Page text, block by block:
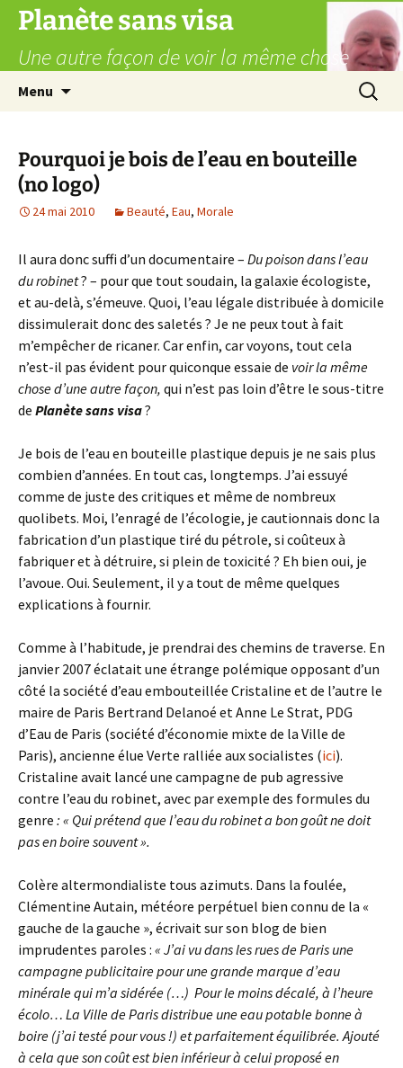
Aller
contenu
Planète sans visa
Une autre façon de voir la même chose
Menu
Pourquoi je bois de l’eau en bouteille
(no logo)
24 mai 2010 Beauté, Eau, Morale
Il aura donc suffi d’un documentaire – Du poison dans l’eau
du robinet? – pour que tout soudain, la galaxie écologiste,
et au-delà, s’émeuve. Quoi, l’eau légale distribuée à domicile
dissimulerait donc des saletés ? Je ne peux tout à fait
m’empêcher de ricaner. Car enfin, car voyons, tout cela
n’est-il pas évident pour quiconque essaie de voir la même
chose d’une autre façon, qui n’est pas loin d’être le sous-titre
de Planète sans visa?
Je bois de l’eau en bouteille plastique depuis je ne sais plus
combien d’années. En tout cas, longtemps. J’ai essuyé
comme de juste des critiques et même de nombreux
quolibets. Moi, l’enragé de l’écologie, je cautionnais donc la
fabrication d’un plastique tiré du pétrole, si coûteux à
fabriquer et à détruire, si plein de toxicité ? Eh bien oui, je
l’avoue. Oui. Seulement, il y a tout de même quelques
explications à fournir.
Comme à l’habitude, je prendrai des chemins de traverse. En
janvier 2007 éclatait une étrange polémique opposant d’un
côté la société d’eau embouteillée Cristaline et de l’autre le
maire de Paris Bertrand Delanoé et Anne Le Strat, PDG
d’Eau de Paris (société d’économie mixte de la Ville de
Paris), ancienne élue Verte ralliée aux socialistes (ici).
Cristaline avait lancé une campagne de pub agressive
contre l’eau du robinet, avec par exemple des formules du
genre : « Qui prétend que l’eau du robinet a bon goût ne doit
pas en boire souvent ».
Colère altermondialiste tous azimuts. Dans la foulée,
Clémentine Autain, météore perpétuel bien connu de la «
gauche de la gauche », écrivait sur son blog de bien
imprudentes paroles : « J’ai vu dans les rues de Paris une
campagne publicitaire pour une grande marque d’eau
minérale qui m’a sidérée (…) Pour le moins décalé, à l’heure
écolo… La Ville de Paris distribue une eau potable bonne à
boire (j’ai testé pour vous !) et parfaitement équilibrée. Ajouté
à cela que son coût est bien inférieur à celui proposé en